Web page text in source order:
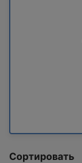
Сортировать